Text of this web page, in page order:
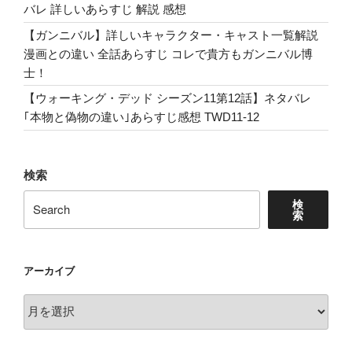
バレ 詳しいあらすじ 解説 感想
【ガンニバル】詳しいキャラクター・キャスト一覧解説
漫画との違い 全話あらすじ コレで貴方もガンニバル博
士！
【ウォーキング・デッド シーズン11第12話】ネタバレ
｢本物と偽物の違い｣あらすじ感想 TWD11-12
検索
検
索
アーカイブ
ー